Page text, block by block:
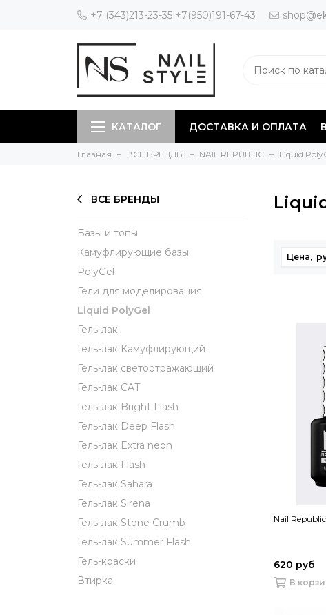
+7 (343)213-23-35 +7(950)191-67-43
КАТАЛОГ ДОСТАВКА И ОПЛАТА
Главная ВСЕ БРЕНДЫ NAIL REPUBLIC Liquid
ВСЕ БРЕНДЫ
Базы и топы
Камуфлирующие базы
PolyGel
Гели для моделирования
Liquid PolyGel
Гель-лак
Гель-лак Камуфлирующий
Гель-лак светоотражающий
Гель-лак CAT
Гель-лак Bright Flash
Гель-лак Deep Flash
Гель-лак Extra neon
Гель-лак Flash
Гель-лак Sahara
Гель-лак Sirena
Гель-лак Stone Crumb
Гель-лак Summer Flash
Гель-краски
Втирка
Цена,
Nail
620 руб
В